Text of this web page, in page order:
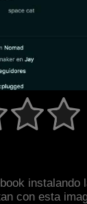
con esta